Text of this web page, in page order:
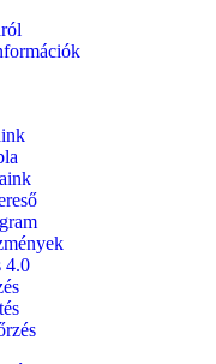
4.0